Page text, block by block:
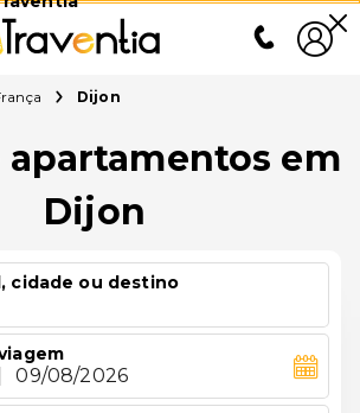
Dijon
apartamentos em
Dijon
cidade ou destino
09/08/2026